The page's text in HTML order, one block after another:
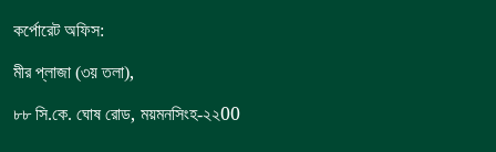
কর্পোরেট অফিস:
মীর প্লাজা (৩য় তলা),
৮৮ সি.কে. ঘোষ রোড, ময়মনসিংহ-২২00